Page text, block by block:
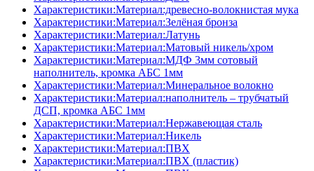
Характеристики:Материал:древесно-волокнистая мука
Характеристики:Материал:Зелёная бронза
Характеристики:Материал:Латунь
Характеристики:Материал:Матовый никель/хром
Характеристики:Материал:МДФ 3мм сотовый
наполнитель, кромка AБC 1мм
Характеристики:Материал:Минеральное волокно
Характеристики:Материал:наполнитель – трубчатый
ДСП, кромка AБC 1мм
Характеристики:Материал:Нержавеющая сталь
Характеристики:Материал:Никель
Характеристики:Материал:ПВХ
Характеристики:Материал:ПВХ (пластик)